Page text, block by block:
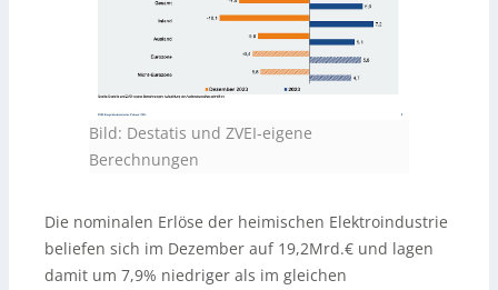
Bild: Destatis und ZVEI-eigene
Berechnungen
Die nominalen Erlöse der heimischen Elektroindustrie
beliefen sich im Dezember auf 19,2Mrd.€ und lagen
damit um 7,9% niedriger als im gleichen